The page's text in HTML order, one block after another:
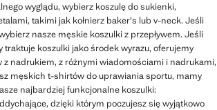
wyglądu, wybierz koszulę do sukienki,
takimi jak kołnierz baker's lub v-neck. Jeśli
nasze męskie koszulki z przepływem. Jeśli
traktuje koszulki jako środek wyrazu, oferujemy
nadrukiem, z różnymi wiadomościami i nadrukami,
męskich t-shirtów do uprawiania sportu, mamy
najbardziej funkcjonalne koszulki:
dzięki którym poczujesz się wyjątkowo